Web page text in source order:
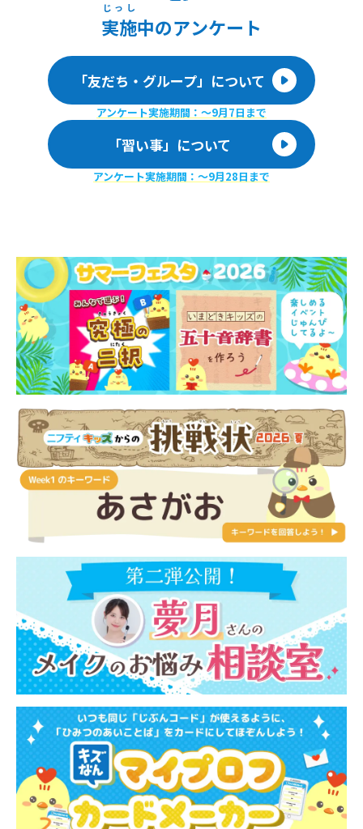
実施
じっし
中のアンケート
「友だち・グループ」について
アンケート実施期間：〜9月7日まで
「習い事」について
アンケート実施期間：〜9月28日まで